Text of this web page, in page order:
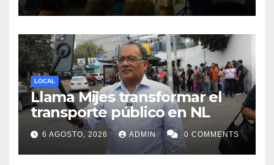
procesos de pérdida y duelo
LOCAL
Llama Mijes transformar el
transporte público en NL
6 AGOSTO, 2026 ADMIN 0 COMMENTS